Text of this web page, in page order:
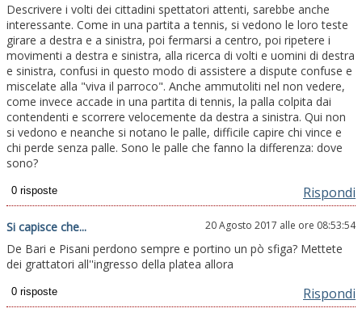
Descrivere i volti dei cittadini spettatori attenti, sarebbe anche
interessante. Come in una partita a tennis, si vedono le loro teste
girare a destra e a sinistra, poi fermarsi a centro, poi ripetere i
movimenti a destra e sinistra, alla ricerca di volti e uomini di destra
e sinistra, confusi in questo modo di assistere a dispute confuse e
miscelate alla "viva il parroco". Anche ammutoliti nel non vedere,
come invece accade in una partita di tennis, la palla colpita dai
contendenti e scorrere velocemente da destra a sinistra. Qui non
si vedono e neanche si notano le palle, difficile capire chi vince e
chi perde senza palle. Sono le palle che fanno la differenza: dove
sono?
Rispondi
Si capisce che... 20 Agosto 2017 alle ore 08:53:54
De Bari e Pisani perdono sempre e portino un pò sfiga? Mettete
dei grattatori all''ingresso della platea allora
Rispondi